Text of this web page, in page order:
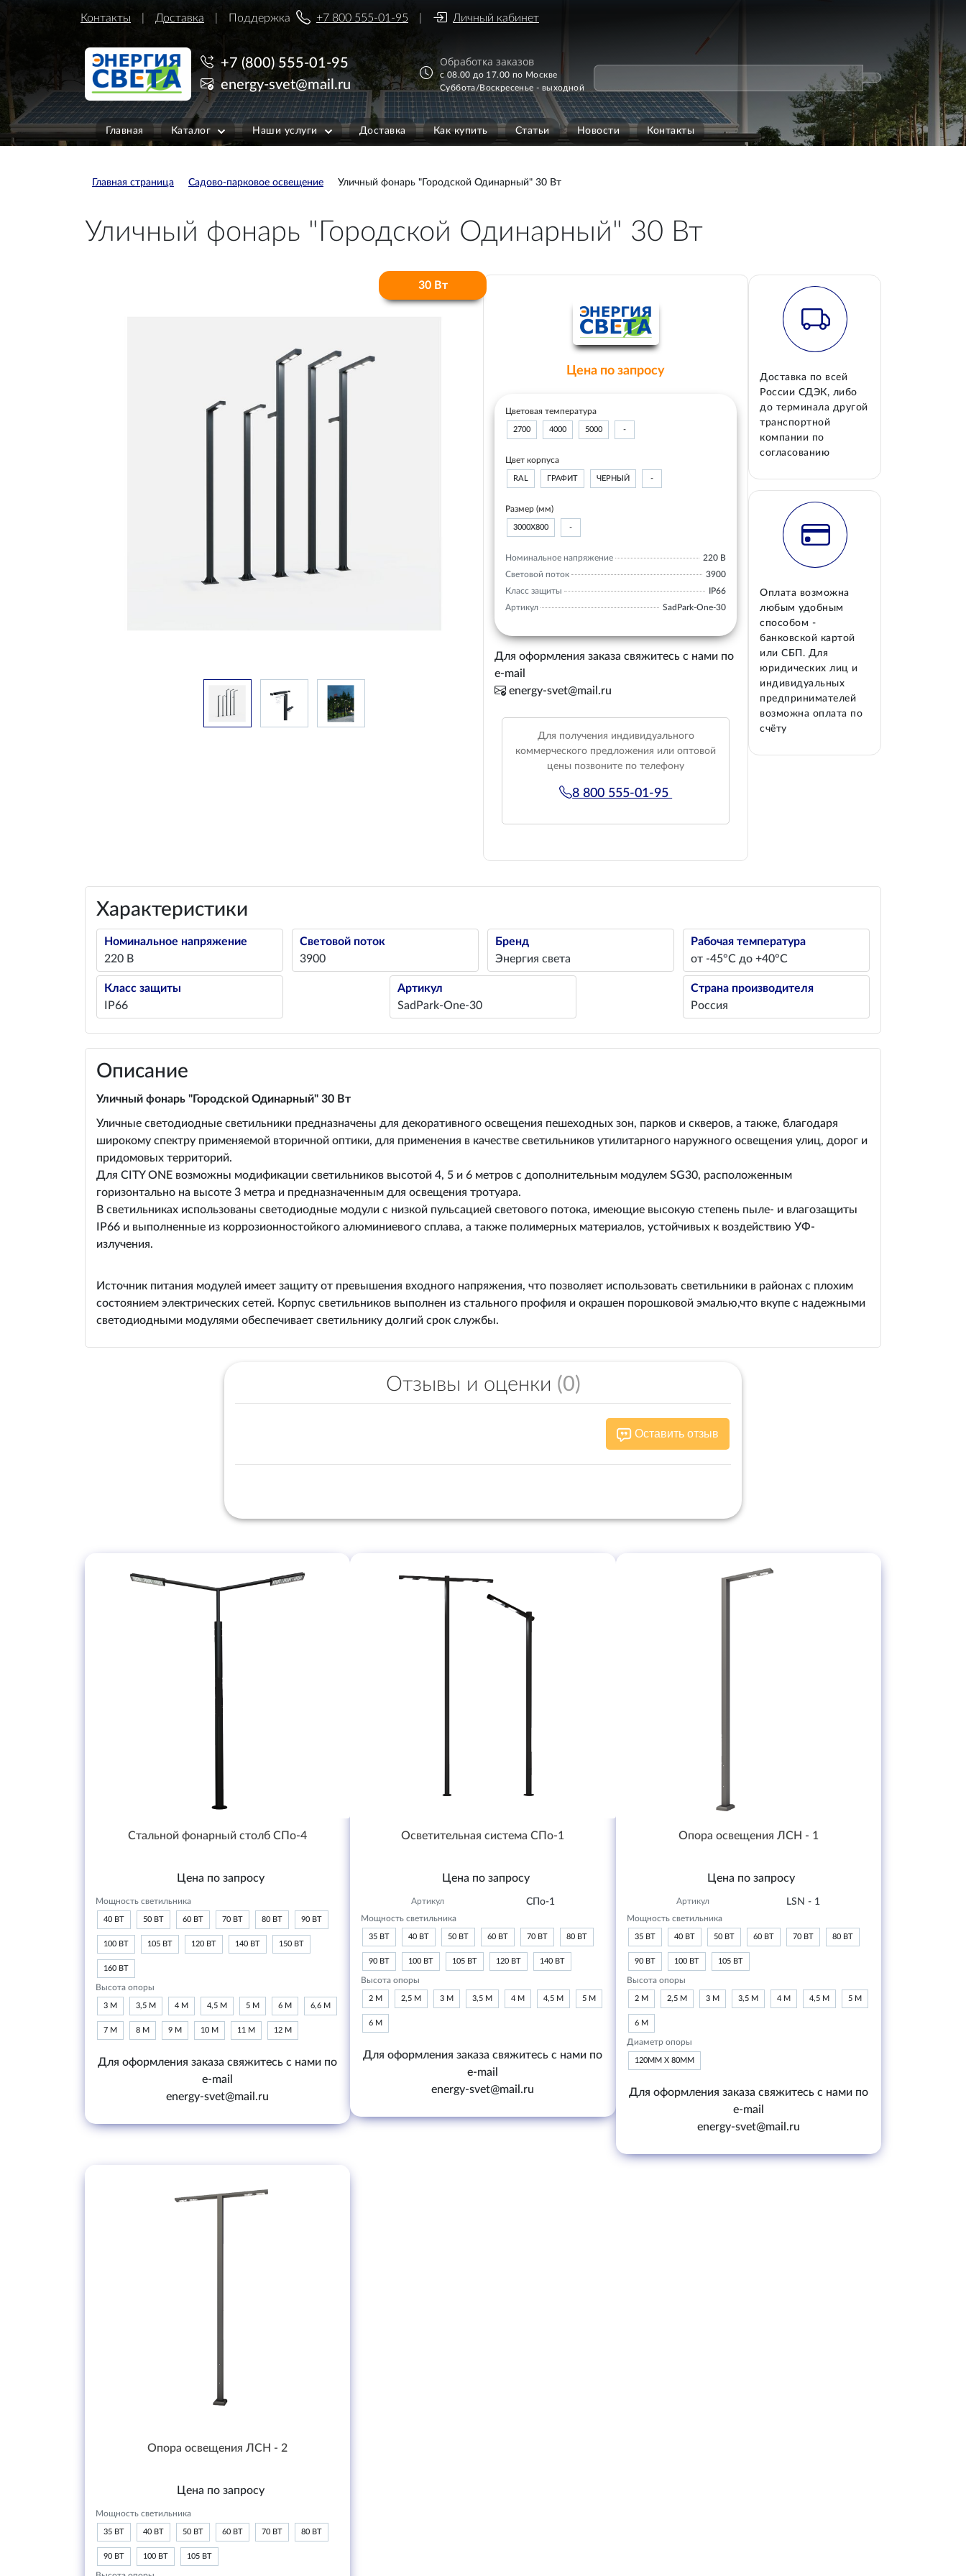
Контакты Доставка Поддержка +7 800 555-01-95 Личный кабинет
+7 (800) 555-01-95
energy-svet@mail.ru
Обработка заказов
с 08.00 до 17.00 по Москве
Суббота/Воскресенье - выходной
Главная Каталог Наши услуги Доставка Как купить Статьи Новости Контакты
Главная страница Садово-парковое освещение Уличный фонарь "Городской Одинарный" 30 Вт
Уличный фонарь "Городской Одинарный" 30 Вт
30 Вт
Цена по запросу
Цветовая температура
2700 4000 5000 -
Цвет корпуса
RAL ГРАФИТ ЧЕРНЫЙ -
Размер (мм)
3000Х800 -
Номинальное напряжение
220 В
Световой поток
3900
Класс защиты
IP66
Артикул
SadPark-One-30
Для оформления заказа свяжитесь с нами по
e-mail
energy-svet@mail.ru
Для получения индивидуального
коммерческого предложения или оптовой
цены позвоните по телефону
8 800 555-01-95
Доставка по всей
России СДЭК, либо
до терминала другой
транспортной
компании по
согласованию
Оплата возможна
любым удобным
способом -
банковской картой
или СБП. Для
юридических лиц и
индивидуальных
предпринимателей
возможна оплата по
счёту
Характеристики
Номинальное напряжение
220 В
Световой поток
3900
Бренд
Энергия света
Рабочая температура
от -45°С до +40°С
Класс защиты
IP66
Артикул
SadPark-One-30
Страна производителя
Россия
Описание
Уличный фонарь "Городской Одинарный" 30 Вт
Уличные светодиодные светильники предназначены для декоративного освещения пешеходных зон, парков и скверов, а также, благодаря
широкому спектру применяемой вторичной оптики, для применения в качестве светильников утилитарного наружного освещения улиц, дорог и
придомовых территорий.
Для CITY ONE возможны модификации светильников высотой 4, 5 и 6 метров с дополнительным модулем SG30, расположенным
горизонтально на высоте 3 метра и предназначенным для освещения тротуара.
В светильниках использованы светодиодные модули с низкой пульсацией светового потока, имеющие высокую степень пыле- и влагозащиты
IP66 и выполненные из коррозионностойкого алюминиевого сплава, а также полимерных материалов, устойчивых к воздействию УФ-
излучения.
Источник питания модулей имеет защиту от превышения входного напряжения, что позволяет использовать светильники в районах с плохим
состоянием электрических сетей. Корпус светильников выполнен из стального профиля и окрашен порошковой эмалью,что вкупе с надежными
светодиодными модулями обеспечивает светильнику долгий срок службы.
Отзывы и оценки (0)
Оставить отзыв
Стальной фонарный столб СПо-4
Цена по запросу
Мощность светильника
40 ВТ 50 ВТ 60 ВТ 70 ВТ 80 ВТ 90 ВТ
100 ВТ 105 ВТ 120 ВТ 140 ВТ 150 ВТ
160 ВТ
Высота опоры
3 М 3,5 М 4 М 4,5 М 5 М 6 М 6,6 М
7 М 8 М 9 М 10 М 11 М 12 М
Для оформления заказа свяжитесь с нами по
e-mail
energy-svet@mail.ru
Осветительная система СПо-1
Цена по запросу
Артикул СПо-1
Мощность светильника
35 ВТ 40 ВТ 50 ВТ 60 ВТ 70 ВТ 80 ВТ
90 ВТ 100 ВТ 105 ВТ 120 ВТ 140 ВТ
Высота опоры
2 М 2,5 М 3 М 3,5 М 4 М 4,5 М 5 М
6 М
Для оформления заказа свяжитесь с нами по
e-mail
energy-svet@mail.ru
Опора освещения ЛСН - 1
Цена по запросу
Артикул LSN - 1
Мощность светильника
35 ВТ 40 ВТ 50 ВТ 60 ВТ 70 ВТ 80 ВТ
90 ВТ 100 ВТ 105 ВТ
Высота опоры
2 М 2,5 М 3 М 3,5 М 4 М 4,5 М 5 М
6 М
Диаметр опоры
120ММ Х 80ММ
Для оформления заказа свяжитесь с нами по
e-mail
energy-svet@mail.ru
Опора освещения ЛСН - 2
Цена по запросу
Мощность светильника
35 ВТ 40 ВТ 50 ВТ 60 ВТ 70 ВТ 80 ВТ
90 ВТ 100 ВТ 105 ВТ